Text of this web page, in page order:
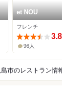
et NOU
フレンチ
96人
市のレストラン情